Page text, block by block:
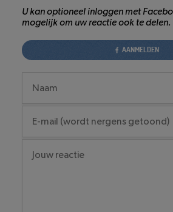
U kan optioneel inloggen met
mogelijk om uw reactie ook te delen.
AANMELDEN